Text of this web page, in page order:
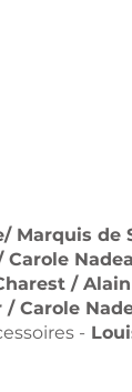
Marquis de
Carole
/
Carole
-